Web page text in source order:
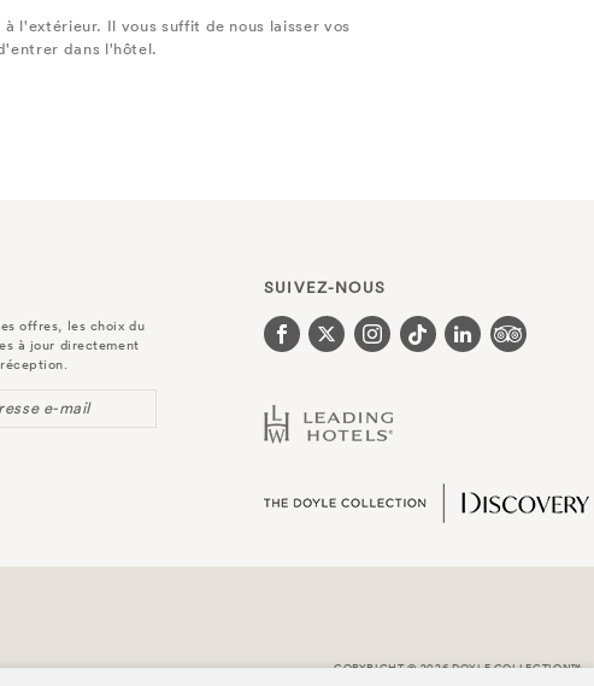
l'extérieur. Il vous suffit de nous laisser vos
dans l'hôtel.
offres, les choix du
à jour directement
e-mail
SUIVEZ-NOUS
COPYRIGHT © 2026 DOYLE COLLECTION™